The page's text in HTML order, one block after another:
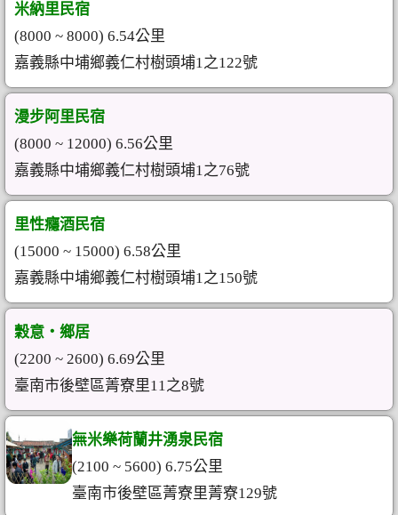
米納里民宿
(8000 ~ 8000) 6.54公里
嘉義縣中埔鄉義仁村樹頭埔1之122號
漫步阿里民宿
(8000 ~ 12000) 6.56公里
嘉義縣中埔鄉義仁村樹頭埔1之76號
里性癮酒民宿
(15000 ~ 15000) 6.58公里
嘉義縣中埔鄉義仁村樹頭埔1之150號
穀意‧鄉居
(2200 ~ 2600) 6.69公里
臺南市後壁區菁寮里11之8號
無米樂荷蘭井湧泉民宿
(2100 ~ 5600) 6.75公里
臺南市後壁區菁寮里菁寮129號